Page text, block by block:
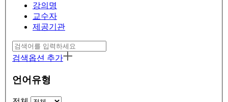
강의명
교수자
제공기관
검색옵션 추가
언어유형